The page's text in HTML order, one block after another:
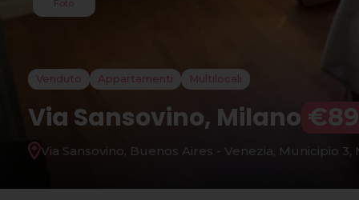
Venduto Appartamenti Multilocali
Via Sansovino, Milano
Via Sansovino, Buenos Aires - Venezia, Municipio 3,
Foto